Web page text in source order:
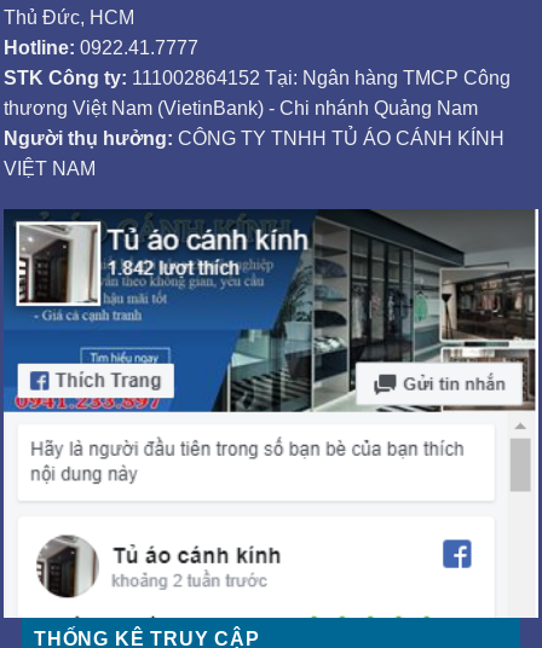
Thủ Đức, HCM
Hotline: 0922.41.7777
STK Công ty: 111002864152 Tại: Ngân hàng TMCP Công
thương Việt Nam (VietinBank) - Chi nhánh Quảng Nam
Người thụ hưởng: CÔNG TY TNHH TỦ ÁO CÁNH KÍNH
VIỆT NAM
THỐNG KÊ TRUY CẬP